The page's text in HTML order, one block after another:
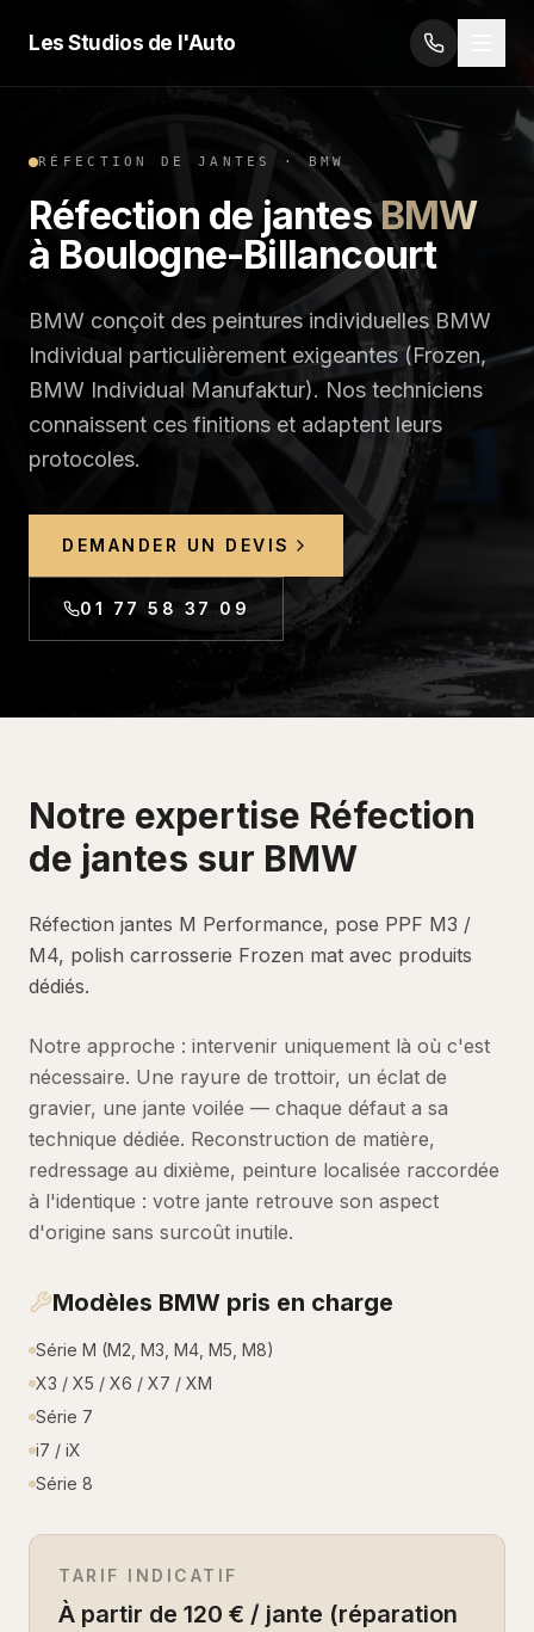
Les Studios de l'Auto
RÉFECTION DE JANTES ·BMW
Réfection de jantesBMW
à Boulogne-Billancourt
BMW conçoit des peintures individuelles BMW
Individual particulièrement exigeantes (Frozen,
BMW Individual Manufaktur). Nos techniciens
connaissent ces finitions et adaptent leurs
protocoles.
DEMANDER UN DEVIS
01 77 58 37 09
Notre expertise Réfection
de jantes sur BMW
Réfection jantes M Performance, pose PPF M3 /
M4, polish carrosserie Frozen mat avec produits
dédiés.
Notre approche : intervenir uniquement là où c'est
nécessaire. Une rayure de trottoir, un éclat de
gravier, une jante voilée — chaque défaut a sa
technique dédiée. Reconstruction de matière,
redressage au dixième, peinture localisée raccordée
à l'identique : votre jante retrouve son aspect
d'origine sans surcoût inutile.
Modèles BMW pris en charge
Série M (M2, M3, M4, M5, M8)
X3 / X5 / X6 / X7 / XM
Série 7
i7 / iX
Série 8
TARIF INDICATIF
À partir de 120 € / jante (réparation